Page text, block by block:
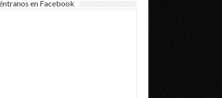
en Facebook